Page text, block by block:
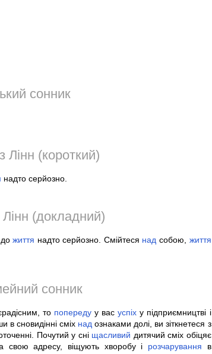
сонник
Лінн (короткий)
надто серйозно.
(докладний)
дожиття надто серйозно. Смійтеся над собою, життя
сонник
то попередуу васуспіх у підприємництві і
в сновидінні сміх над ознаками долі, ви зіткнетеся з
Почутий у сні щасливий дитячий сміх обіцяє
свою адресу, віщують хворобу і розчарування в